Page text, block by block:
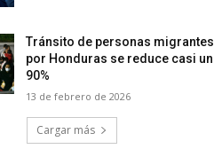
Tránsito de personas migrantes
por Honduras se reduce casi un
90%
13 de febrero de 2026
Cargar más